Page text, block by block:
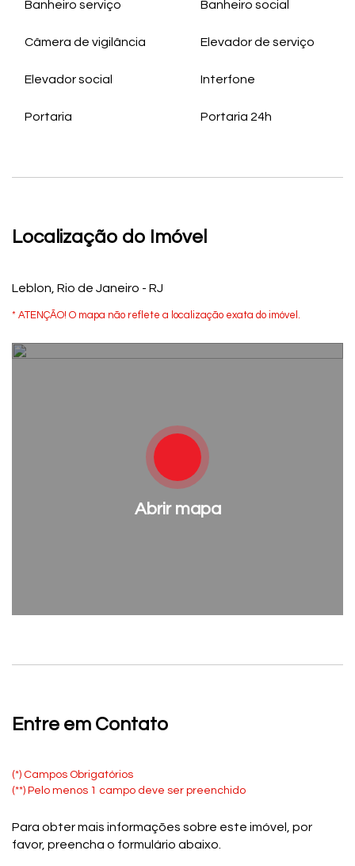
Banheiro serviço Banheiro social
Câmera de vigilância Elevador de serviço
Elevador social Interfone
Portaria Portaria 24h
Localização do Imóvel
Leblon, Rio de Janeiro - RJ
* ATENÇÃO! O mapa não reflete a localização exata do imóvel.
Abrir mapa
Entre em Contato
(*) Campos Obrigatórios
(**) Pelo menos 1 campo deve ser preenchido
Para obter mais informações sobre este imóvel, por
favor, preencha o formulário abaixo.